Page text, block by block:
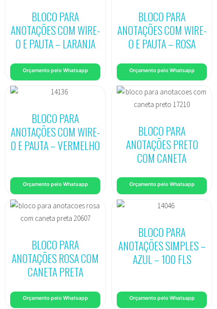
BLOCO PARA
ANOTAÇÕES COM WIRE-
O E PAUTA – LARANJA
Orçamento pelo Whatsapp
BLOCO PARA
ANOTAÇÕES COM WIRE-
O E PAUTA – ROSA
Orçamento pelo Whatsapp
BLOCO PARA
ANOTAÇÕES COM WIRE-
O E PAUTA – VERMELHO
Orçamento pelo Whatsapp
BLOCO PARA
ANOTAÇÕES PRETO
COM CANETA
Orçamento pelo Whatsapp
BLOCO PARA
ANOTAÇÕES ROSA COM
CANETA PRETA
Orçamento pelo Whatsapp
BLOCO PARA
ANOTAÇÕES SIMPLES –
AZUL – 100 FLS
Orçamento pelo Whatsapp